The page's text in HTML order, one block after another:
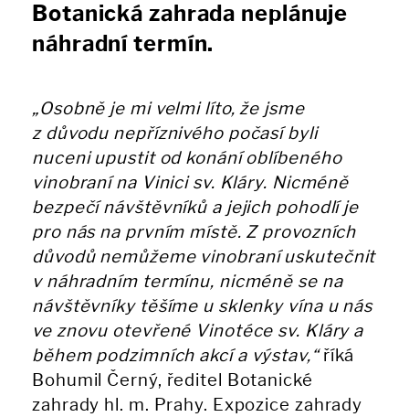
Botanická zahrada neplánuje
náhradní termín.
„Osobně je mi velmi líto, že jsme
z důvodu nepříznivého počasí byli
nuceni upustit od konání oblíbeného
vinobraní na Vinici sv. Kláry. Nicméně
bezpečí návštěvníků a jejich pohodlí je
pro nás na prvním místě. Z provozních
důvodů nemůžeme vinobraní uskutečnit
v náhradním termínu, nicméně se na
návštěvníky těšíme u sklenky vína u nás
ve znovu otevřené Vinotéce sv. Kláry a
během podzimních akcí a výstav,“říká
Bohumil Černý, ředitel Botanické
zahrady hl. m. Prahy. Expozice zahrady